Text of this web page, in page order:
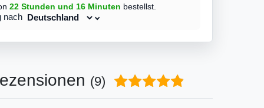
22 Stunden und 16 Minuten bestellst.
nach
(9)